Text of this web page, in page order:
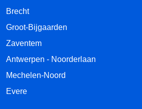
Brecht
Groot-Bijgaarden
Zaventem
Antwerpen - Noorderlaan
Mechelen-Noord
Evere